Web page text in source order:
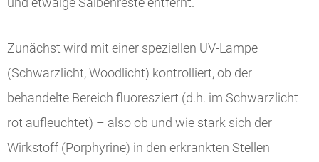
Zunächst wird mit einer speziellen UV-Lampe
(Schwarzlicht, Woodlicht) kontrolliert, ob der
behandelte Bereich fluoresziert (d.h. im Schwarzlicht
rot aufleuchtet) – also ob und wie stark sich der
Wirkstoff (Porphyrine) in den erkrankten Stellen